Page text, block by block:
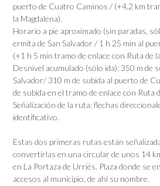
puerto de Cuatro Caminos / (+4,2 km
la Magdalena).
Horario a pie aproximado (sin paradas,
ermita de San Salvador / 1 h 25 min al
(+1 h 5 min tramo de enlace con Ruta de
Desnivel acumulado (sólo ida): 350 m de
Salvador/ 310 m de subida al puerto de
de subida en el tramo de enlace con Ruta
Señalización de la ruta: flechas
identificativo.
Estas dos primeras rutas están
convertirlas en una circular de unos 14
en La Portaza de Urriés. Plaza donde se
accesos al municipio, de ahí su nombre.